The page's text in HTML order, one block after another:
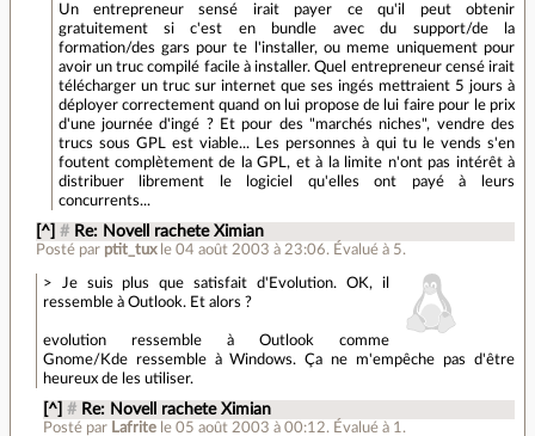
Un entrepreneur sensé irait payer ce qu'il peut obtenir
gratuitement si c'est en bundle avec du support/de la
formation/des gars pour te l'installer, ou meme uniquement pour
avoir un truc compilé facile à installer. Quel entrepreneur censé irait
télécharger un truc sur internet que ses ingés mettraient 5 jours à
déployer correctement quand on lui propose de lui faire pour le prix
d'une journée d'ingé ? Et pour des "marchés niches", vendre des
trucs sous GPL est viable... Les personnes à qui tu le vends s'en
foutent complètement de la GPL, et à la limite n'ont pas intérêt à
distribuer librement le logiciel qu'elles ont payé à leurs
concurrents...
[^] # Re: Novell rachete Ximian
Posté par ptit_tux le 04 août 2003 à 23:06. Évalué à 5.
> Je suis plus que satisfait d'Evolution. OK, il
ressemble à Outlook. Et alors ?
evolution ressemble à Outlook comme
Gnome/Kde ressemble à Windows. Ça ne m'empêche pas d'être
heureux de les utiliser.
[^] # Re: Novell rachete Ximian
Posté par Lafrite le 05 août 2003 à 00:12. Évalué à 1 .